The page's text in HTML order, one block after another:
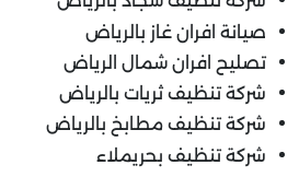
صيانة افران غاز بالرياض
تصليح افران شمال الرياض
شركة تنظيف ثريات بالرياض
شركة تنظيف مطابخ بالرياض
شركة تنظيف بحريملاء